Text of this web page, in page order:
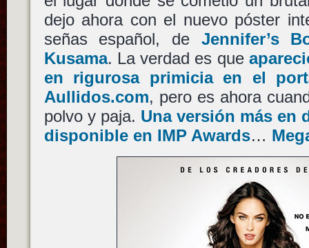
dejo ahora con el nuevo póster
señas español, de Jennifer’s
Kusama. La verdad es que
en rigurosa primicia en el
Aullidos.com, pero es ahora
polvo y paja. Una versión más en
disponible en IMP Awards…